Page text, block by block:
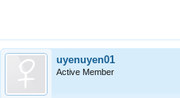
uyenuyen01
Active Member